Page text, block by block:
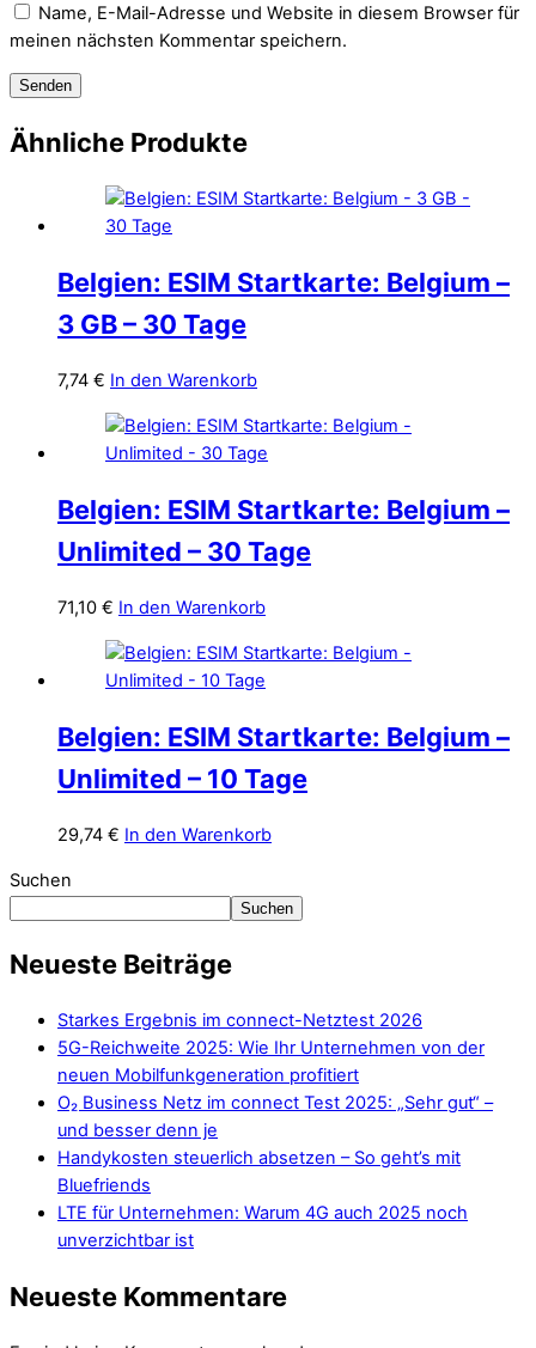
Name, E-Mail-Adresse und Website in diesem Browser für
meinen nächsten Kommentar speichern.
Ähnliche Produkte
Belgien: ESIM Startkarte: Belgium –
3 GB – 30 Tage
7,74 € In den Warenkorb
Belgien: ESIM Startkarte: Belgium –
Unlimited – 30 Tage
71,10 € In den Warenkorb
Belgien: ESIM Startkarte: Belgium –
Unlimited – 10 Tage
29,74 € In den Warenkorb
Suchen
Suchen
Neueste Beiträge
Starkes Ergebnis im connect-Netztest 2026
5G-Reichweite 2025: Wie Ihr Unternehmen von der
neuen Mobilfunkgeneration profitiert
O₂ Business Netz im connect Test 2025: „Sehr gut“ –
und besser denn je
Handykosten steuerlich absetzen – So geht’s mit
Bluefriends
LTE für Unternehmen: Warum 4G auch 2025 noch
unverzichtbar ist
Neueste Kommentare